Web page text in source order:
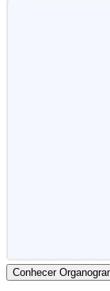
Conhecer